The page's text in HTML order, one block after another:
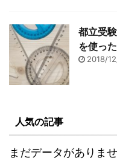
都立受
を使っ
2018/
人気の記事
まだデータがありませ